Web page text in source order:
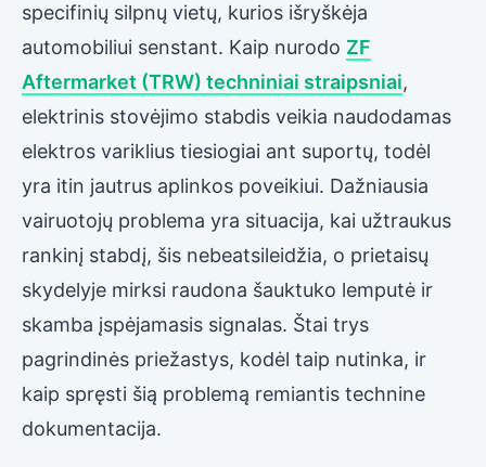
specifinių silpnų vietų, kurios išryškėja
automobiliui senstant. Kaip nurodo ZF
Aftermarket (TRW) techniniai straipsniai,
elektrinis stovėjimo stabdis veikia naudodamas
elektros variklius tiesiogiai ant suportų, todėl
yra itin jautrus aplinkos poveikiui. Dažniausia
vairuotojų problema yra situacija, kai užtraukus
rankinį stabdį, šis nebeatsileidžia, o prietaisų
skydelyje mirksi raudona šauktuko lemputė ir
skamba įspėjamasis signalas. Štai trys
pagrindinės priežastys, kodėl taip nutinka, ir
kaip spręsti šią problemą remiantis technine
dokumentacija.